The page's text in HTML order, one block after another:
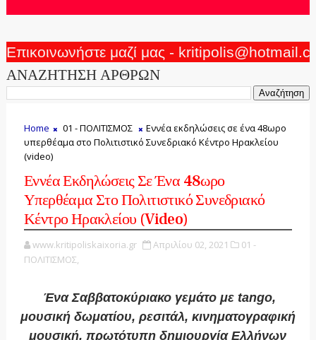
Επικοινωνήστε μαζί μας -
ΑΝΑΖΗΤΗΣΗ ΑΡΘΡΩΝ
Home 01 - ΠΟΛΙΤΙΣΜΟΣ
Εννέα εκδηλώσεις σε ένα 48ωρο
υπερθέαμα στο Πολιτιστικό Συνεδριακό Κέντρο Ηρακλείου
(video)
Εννέα Εκδηλώσεις Σε Ένα 48ωρο
Υπερθέαμα Στο Πολιτιστικό Συνεδριακό
Κέντρο Ηρακλείου (video)
www.kritipoliskaixoria.gr Απριλίου 02, 2021
01 -
ΠΟΛΙΤΙΣΜΟΣ,
Ένα Σαββατοκύριακο γεμάτο με tango,
μουσική δωματίου, ρεσιτάλ, κινηματογραφική
μουσική, πρωτότυπη δημιουργία Ελλήνων